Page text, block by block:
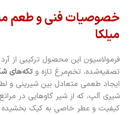
خصوصیات فنی و طعم
میلکا
فرمولاسیون این محصول ترکیبی از
تصفیه‌شده، تخم‌مرغ تازه و تکه‌های
ایجاد طعمی متعادل بین شیرینی و
شیری آلپ، که از شیر گاوهایی در
کیفیت و عطر خاصی به کیک